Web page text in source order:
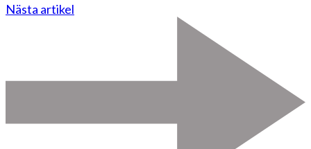
Nästa artikel